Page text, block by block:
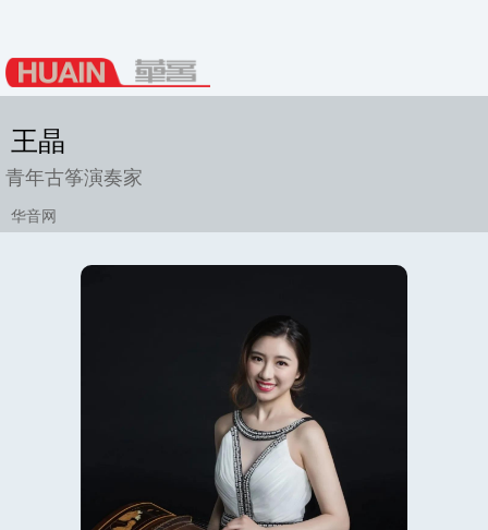
王晶
青年古筝演奏家
华音网